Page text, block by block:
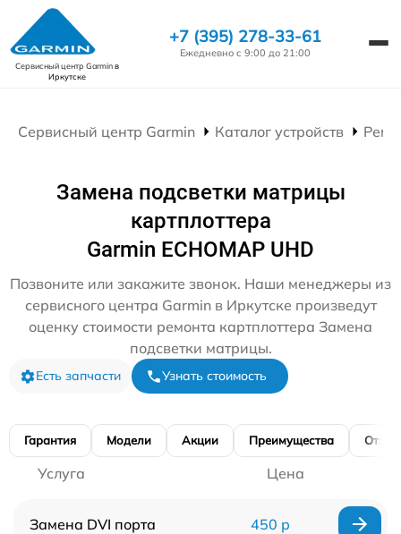
Сервисный центр Garminв
Иркутске
+7 (395) 278-33-61
Ежедневно с 9:00 до 21:00
Сервисный центр Garmin Каталог устройств
Замена подсветки матрицы
картплоттера
Garmin ECHOMAP UHD
Позвоните или закажите звонок. Наши менеджеры из
сервисного центра Garmin в Иркутске произведут
оценку стоимости ремонта картплоттера Замена
подсветки матрицы.
Есть запчасти Узнать стоимость
Гарантия Модели Акции Преимущества
Услуга Цена
Замена DVI порта 450 р